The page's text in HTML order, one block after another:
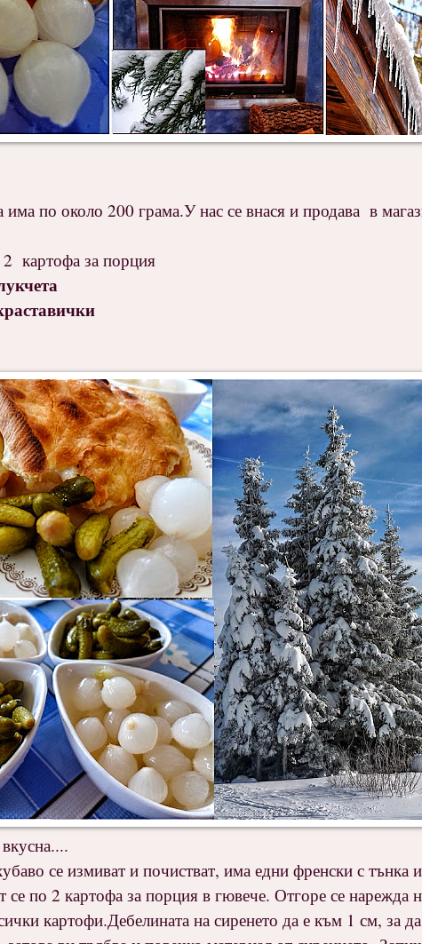
има по около 200 грама.У нас се внася и продава в
картофа за порция
се измиват и почистват, има едни френски с тънка
се по 2 картофа за порция в гювече. Отгоре се нарежда
картофи.Дебелината на сиренето да е към 1 см, за